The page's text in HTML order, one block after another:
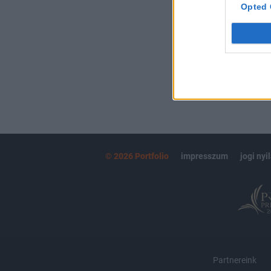
Opted
MÁR
© 2026 Portfolio impresszum jogi
Partnereink